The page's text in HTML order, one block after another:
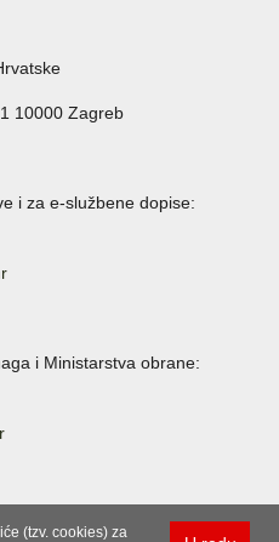
10000 Zagreb
i za e-službene dopise:
i Ministarstva obrane:
(tzv. cookies) za